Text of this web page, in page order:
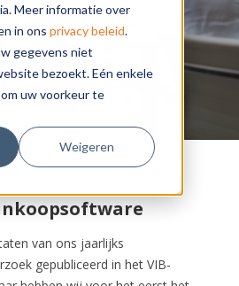
Meer informatie over
in ons privacy beleid.
gegevens niet
bezoekt. Eén enkele
uw voorkeur te
Weigeren
toenemend gebruik
van ons jaarlijks
gepubliceerd in het VIB-